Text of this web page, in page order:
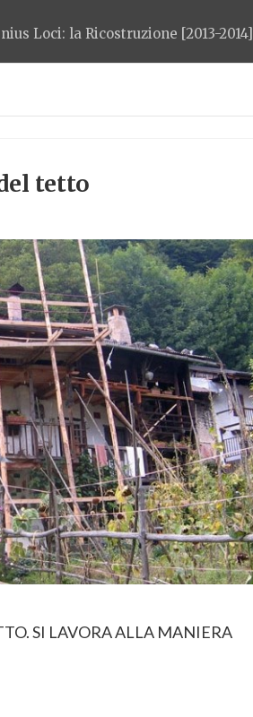
Loci: la Ricostruzione [2013-2014]
tetto
SI LAVORA ALLA MANIERA